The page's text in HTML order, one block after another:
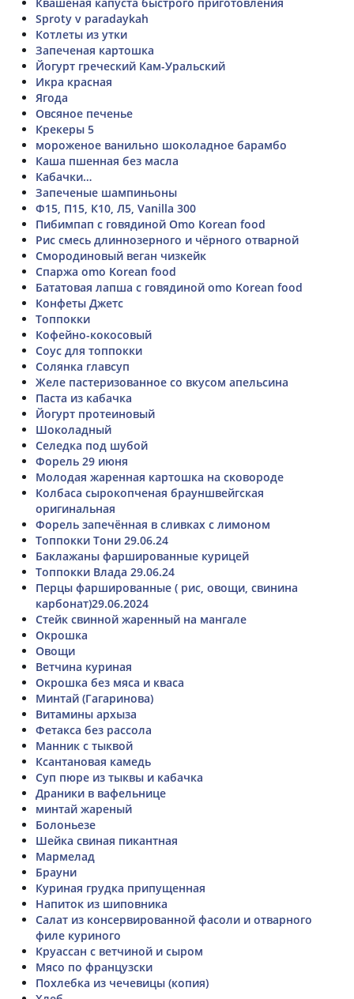
Sproty v paradaykah
Котлеты из утки
Запеченая картошка
Йогурт греческий Кам-Уральский
Икра красная
Ягода
Овсяное печенье
Крекеры 5
мороженое ванильно шоколадное барамбо
Каша пшенная без масла
Кабачки…
Запеченые шампиньоны
Ф15, П15, К10, Л5, Vanilla 300
Пибимпап с говядиной Omo Korean food
Рис смесь длиннозерного и чёрного отварной
Смородиновый веган чизкейк
Спаржа omo Korean food
Бататовая лапша с говядиной omo Korean food
Конфеты Джетс
Топпокки
Кофейно-кокосовый
Соус для топпокки
Солянка главсуп
Желе пастеризованное со вкусом апельсина
Паста из кабачка
Йогурт протеиновый
Шоколадный
Селедка под шубой
Форель 29 июня
Молодая жаренная картошка на сковороде
Колбаса сырокопченая брауншвейгская
оригинальная
Форель запечённая в сливках с лимоном
Топпокки Тони 29.06.24
Баклажаны фаршированные курицей
Топпокки Влада 29.06.24
Перцы фаршированные ( рис, овощи, свинина
карбонат)29.06.2024
Стейк свинной жаренный на мангале
Окрошка
Овощи
Ветчина куриная
Окрошка без мяса и кваса
Минтай (Гагаринова)
Витамины архыза
Фетакса без рассола
Манник с тыквой
Ксантановая камедь
Суп пюре из тыквы и кабачка
Драники в вафельнице
минтай жареный
Болоньезе
Шейка свиная пикантная
Мармелад
Брауни
Куриная грудка припущенная
Напиток из шиповника
Салат из консервированной фасоли и отварного
филе куриного
Круассан с ветчиной и сыром
Мясо по французски
Похлебка из чечевицы (копия)